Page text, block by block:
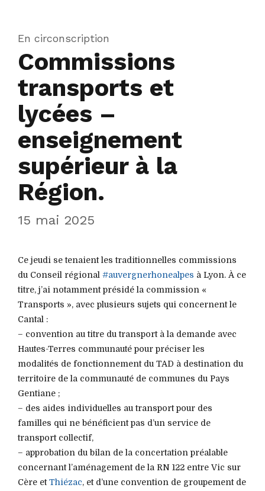
En circonscription
Commissions
transports et
lycées –
enseignement
supérieur à la
Région.
15 mai 2025
Ce jeudi se tenaient les traditionnelles commissions
du Conseil régional #auvergnerhonealpes à Lyon. À ce
titre, j’ai notamment présidé la commission «
Transports », avec plusieurs sujets qui concernent le
Cantal :
– convention au titre du transport à la demande avec
Hautes-Terres communauté pour préciser les
modalités de fonctionnement du TAD à destination du
territoire de la communauté de communes du Pays
Gentiane ;
– des aides individuelles au transport pour des
familles qui ne bénéficient pas d’un service de
transport collectif,
– approbation du bilan de la concertation préalable
concernant l’aménagement de la RN 122 entre Vic sur
Cère etThiézac, et d’une convention de groupement de